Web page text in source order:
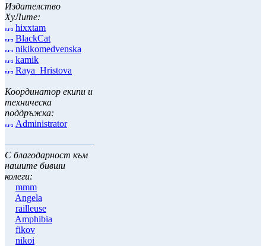
Издателство
ХуЛите:
hixxtam
BlackCat
nikikomedvenska
kamik
Raya_Hristova
Координатор екипи и
техническа
поддръжка:
Administrator
С благодарност към
нашите бивши
колеги:
mmm
Angela
railleuse
Amphibia
fikov
nikoi